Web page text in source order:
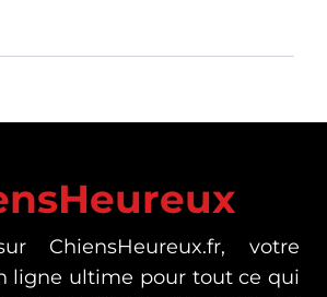
ChiensHeureux.fr, votre
ligne ultime pour tout ce qui